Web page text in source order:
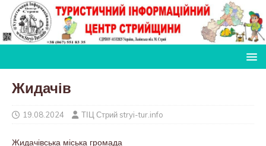
Жидачів
19.08.2024 ТІЦ Стрий stryi-tur.info
Жидачівська міська громада